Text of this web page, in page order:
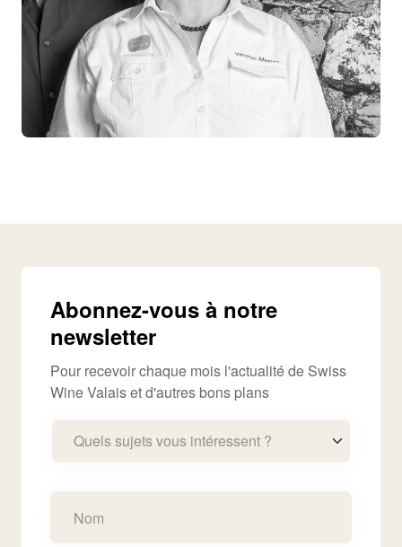
Abonnez-vous à notre
newsletter
Pour recevoir chaque mois l'actualité de Swiss
Wine Valais et d'autres bons plans
Quels sujets vous intéressent ?